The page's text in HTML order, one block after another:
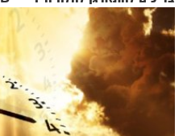
זוגיות במבחן, הפעם עם מרים
וגד דנינו